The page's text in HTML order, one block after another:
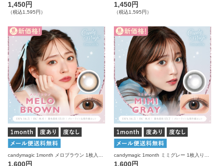
1,450円
（税込1,595円）
1,450円
（税込1,595円）
candymagic 1month メロブラウン 1枚入り×2箱 計2枚 キャンディーマジック カラコン
1,600円
candymagic 1month ミミグレー 1枚入り×2箱 計2枚 キャンディーマジック カラコン
1,600円